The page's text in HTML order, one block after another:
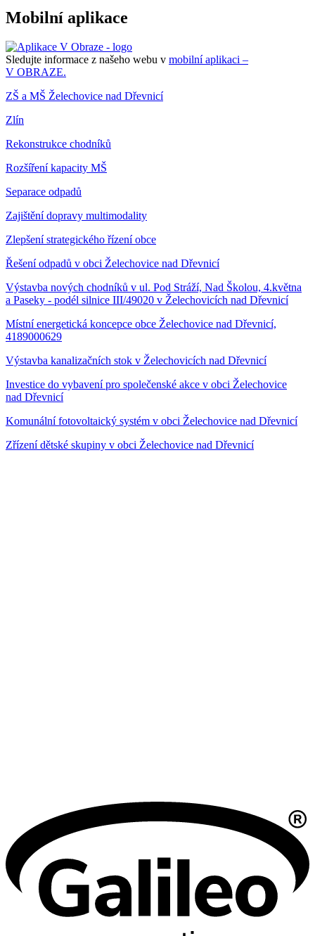
Mobilní aplikace
Sledujte informace z našeho webu v mobilní aplikaci –
V OBRAZE.
ZŠ a MŠ Želechovice nad Dřevnicí
Zlín
Rekonstrukce chodníků
Rozšíření kapacity MŠ
Separace odpadů
Zajištění dopravy multimodality
Zlepšení strategického řízení obce
Řešení odpadů v obci Želechovice nad Dřevnicí
Výstavba nových chodníků v ul. Pod Stráží, Nad Školou, 4.května
a Paseky - podél silnice III/49020 v Želechovicích nad Dřevnicí
Místní energetická koncepce obce Želechovice nad Dřevnicí,
4189000629
Výstavba kanalizačních stok v Želechovicích nad Dřevnicí
Investice do vybavení pro společenské akce v obci Želechovice
nad Dřevnicí
Komunální fotovoltaický systém v obci Želechovice nad Dřevnicí
Zřízení dětské skupiny v obci Želechovice nad Dřevnicí